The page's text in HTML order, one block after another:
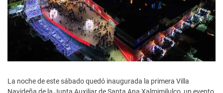
La noche de este sábado quedó inaugurada la primera Villa